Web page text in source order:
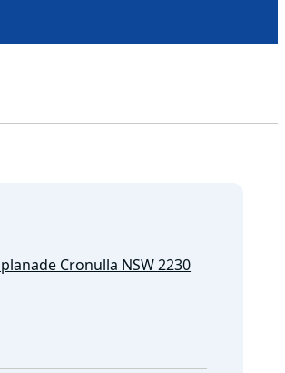
Cronulla NSW 2230